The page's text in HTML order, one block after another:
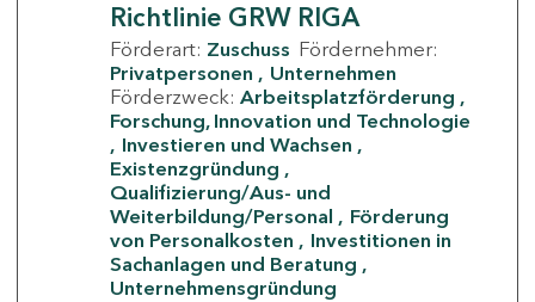
Richtlinie GRW RIGA
Förderart: Zuschuss Fördernehmer:
Privatpersonen
Unternehmen
Förderzweck: Arbeitsplatzförderung
Forschung, Innovation und Technologie
Investieren und Wachsen
Existenzgründung
Qualifizierung/Aus- und
Weiterbildung/Personal
Förderung
von Personalkosten
Investitionen in
Sachanlagen und Beratung
Unternehmensgründung